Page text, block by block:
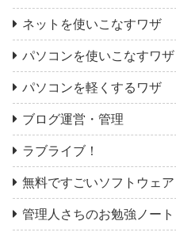
ネットを使いこなすワザ
パソコンを使いこなすワザ
パソコンを軽くするワザ
ブログ運営・管理
ラブライブ！
無料ですごいソフトウェア
管理人さちのお勉強ノート